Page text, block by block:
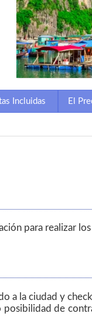
Incluidas El
para realizar
a la ciudad y
de